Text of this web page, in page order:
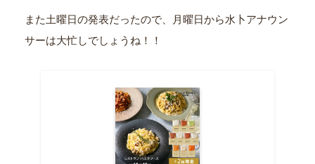
また土曜日の発表だったので、月曜日から水卜アナウン
サーは大忙しでしょうね！！